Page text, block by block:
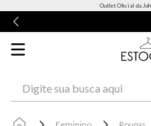
Outlet Oficial da
ATÉ 3X